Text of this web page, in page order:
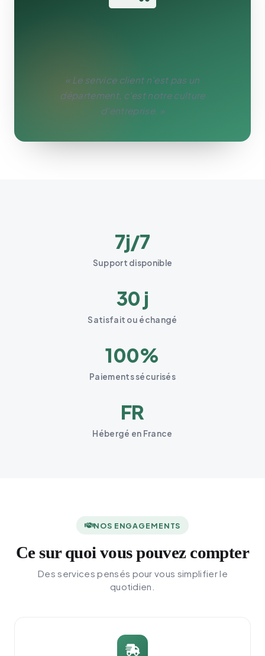
« Le service client n'est pas un
département, c'est notre culture
d'entreprise. »
7j/7
Support disponible
30 j
Satisfait ou échangé
100%
Paiements sécurisés
FR
Hébergé en France
NOS ENGAGEMENTS
Ce sur quoi vous pouvez compter
Des services pensés pour vous simplifier le
quotidien.